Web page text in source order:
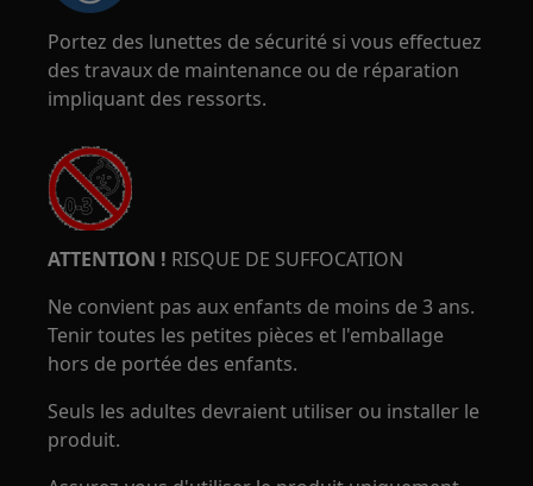
Portez des lunettes de sécurité si vous effectuez
des travaux de maintenance ou de réparation
impliquant des ressorts.
ATTENTION ! RISQUE DE SUFFOCATION
Ne convient pas aux enfants de moins de 3 ans.
Tenir toutes les petites pièces et l'emballage
hors de portée des enfants.
Seuls les adultes devraient utiliser ou installer le
produit.